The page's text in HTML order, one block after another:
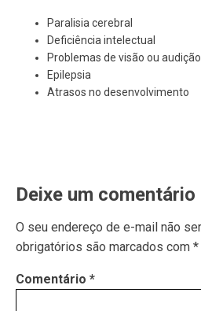
Paralisia cerebral
Deficiência intelectual
Problemas de visão ou audição
Epilepsia
Atrasos no desenvolvimento
Deixe um comentário
O seu endereço de e-mail não
obrigatórios são marcados com *
Comentário *